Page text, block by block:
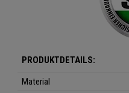
PRODUKTDETAILS:
Material